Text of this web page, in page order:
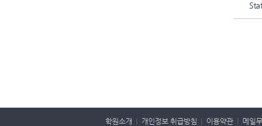
학원소개 개인정보 취급방침 이용약관 메일